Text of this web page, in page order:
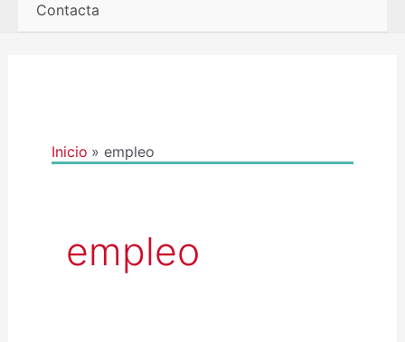
Contacta
Inicio empleo
empleo